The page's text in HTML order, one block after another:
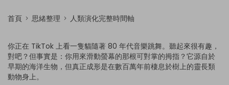
首頁 思緒整理 人類演化完整時間軸
你正在 TikTok 上看一隻貓隨著 80 年代音樂跳舞。聽起來很有趣，
對吧？但事實是：你用來滑動螢幕的那根可對掌的拇指？它源自於
早期的海洋生物，但真正成形是在數百萬年前棲息於樹上的靈長類
動物身上。